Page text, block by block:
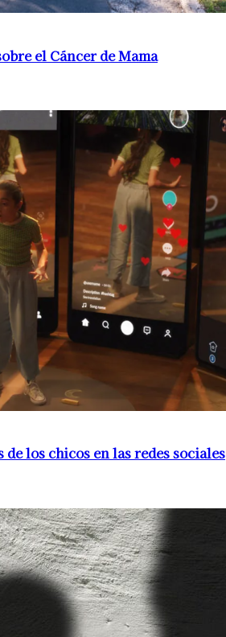
el Cáncer de Mama
los chicos en las redes sociales